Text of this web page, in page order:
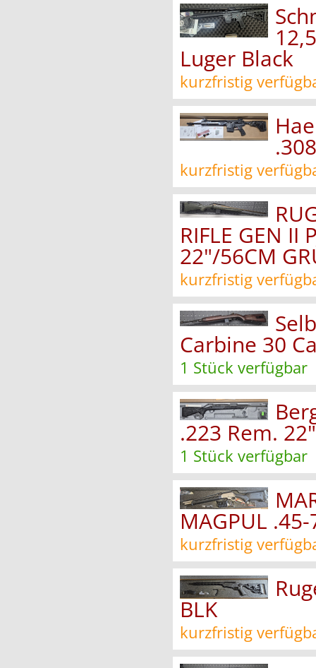
Luger Black
kurzfristig
kurzfristig
RIFLE GEN II
22"/56CM
kurzfristig
Carbine 30
1 Stück verfügbar
.223 Rem. 22"
1 Stück verfügbar
MAGPUL
kurzfristig
BLK
kurzfristig